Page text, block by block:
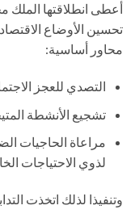
تحسين الأوضاع
محاور أساسية:
التصدي للعجز
تشجيع الأنشطة
مراعاة الحاجيات
لذوي الاحتياجات
وتنفيذا لذلك اتخذت